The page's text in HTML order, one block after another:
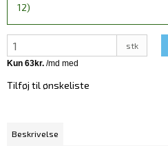
12)
stk
Tilføj til ønskeliste
Beskrivelse